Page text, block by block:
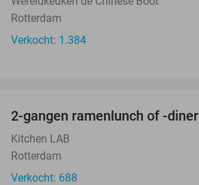
Rotterdam
Verkocht: 1.384
2-gangen ramenlunch of -diner
Kitchen LAB
Rotterdam
Verkocht: 688